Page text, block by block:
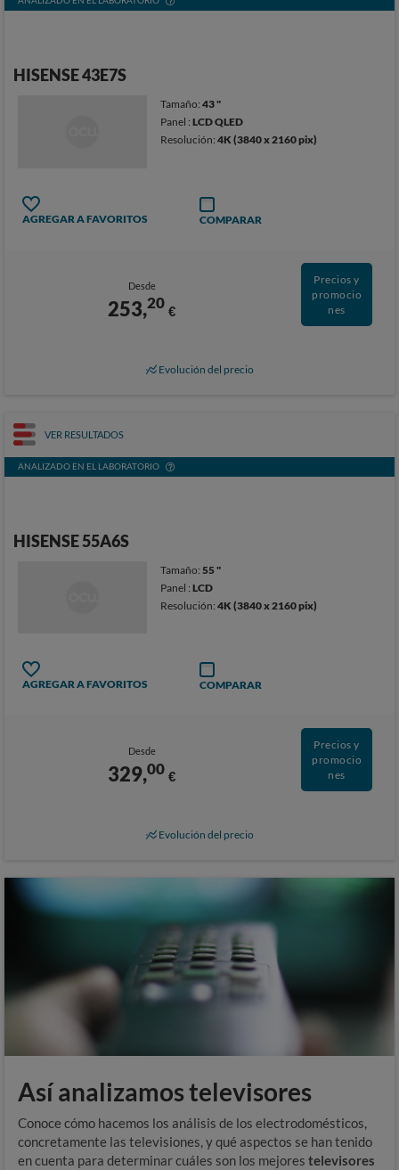
HISENSE 43E7S
Tamaño:43 "
Panel :LCD QLED
Resolución:4K (3840 x 2160 pix)
AGREGAR A FAVORITOS COMPARAR
Desde
253,20 €
Precios y
promocio
nes
Evolución del precio
VER RESULTADOS
ANALIZADO EN EL LABORATORIO
HISENSE 55A6S
Tamaño:55 "
Panel :LCD
Resolución:4K (3840 x 2160 pix)
AGREGAR A FAVORITOS COMPARAR
Desde
329,00 €
Precios y
promocio
nes
Evolución del precio
Así analizamos televisores
Conoce cómo hacemos los análisis de los electrodomésticos,
concretamente las televisiones, y qué aspectos se han tenido
en cuenta para determinar cuáles son los mejores televisores